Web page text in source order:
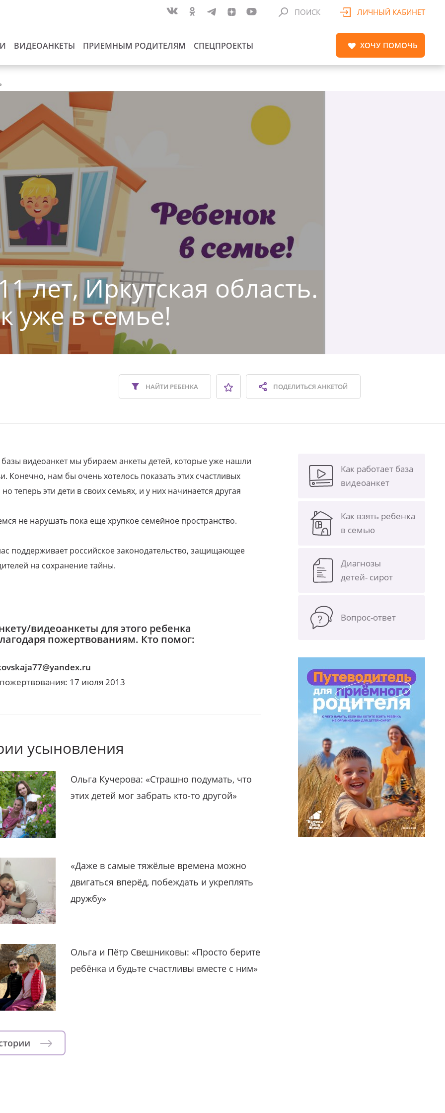
ВИДЕОАНКЕТЫ ПРИЕМНЫМ РОДИТЕЛЯМ СПЕЦПРОЕКТЫ
ПОИСК ЛИЧНЫЙ КАБИНЕТ
ХОЧУ ПОМОЧЬ
лет, Иркутская область.
уже в семье!
ПОДЕЛИТЬСЯАНКЕТОЙ
НАЙТИ РЕБЕНКА
видеоанкет мы убираем анкеты детей, которые уже нашли
Конечно, нам бы очень хотелось показать этих счастливых
теперь эти дети в своих семьях, и у них начинается другая
не нарушать пока еще хрупкое семейное пространство.
поддерживает российское законодательство, защищающее
на сохранение тайны.
видеоанкеты для этого ребенка
пожертвованиям. Кто помог:
17 июля 2013
усыновления
Ольга Кучерова: «Страшно подумать, что
этих детей мог забрать кто-то другой»
«Даже в самые тяжёлые времена можно
двигаться вперёд, побеждать и укреплять
дружбу»
Ольга и Пётр Свешниковы: «Просто берите
ребёнка и будьте счастливы вместе с ним»
Как работает база
видеоанкет
Как взять ребенка
в семью
Диагнозы
детей- сирот
Вопрос-ответ